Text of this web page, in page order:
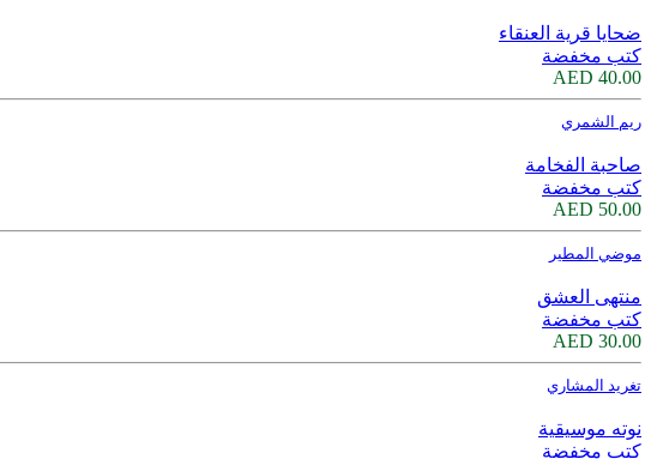
ضحايا قرية العنقاء
كتب مخفضة
40.00 AED
ريم الشمري
صاحبة الفخامة
كتب مخفضة
50.00 AED
موضي المطير
منتهى العشق
كتب مخفضة
30.00 AED
تغريد المشاري
نوته موسيقية
كتب مخفضة